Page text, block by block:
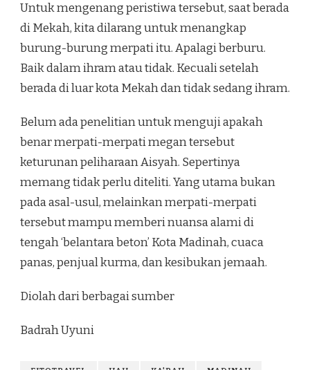
Untuk mengenang peristiwa tersebut, saat berada
di Mekah, kita dilarang untuk menangkap
burung-burung merpati itu. Apalagi berburu.
Baik dalam ihram atau tidak. Kecuali setelah
berada di luar kota Mekah dan tidak sedang ihram.
Belum ada penelitian untuk menguji apakah
benar merpati-merpati megan tersebut
keturunan peliharaan Aisyah. Sepertinya
memang tidak perlu diteliti. Yang utama bukan
pada asal-usul, melainkan merpati-merpati
tersebut mampu memberi nuansa alami di
tengah ‘belantara beton’ Kota Madinah, cuaca
panas, penjual kurma, dan kesibukan jemaah.
Diolah dari berbagai sumber
Badrah Uyuni